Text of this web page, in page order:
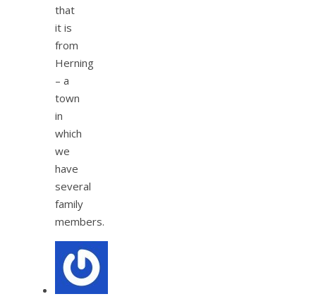
that
it is
from
Herning
– a
town
in
which
we
have
several
family
members.